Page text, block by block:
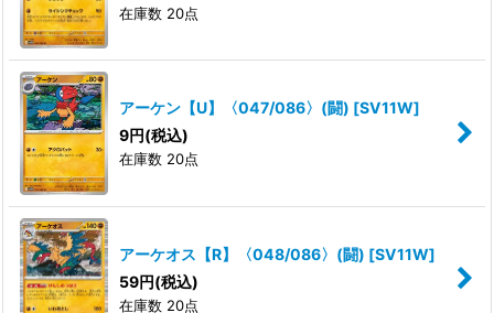
在庫数 20点
アーケン【U】〈047/086〉(闘) [SV11W]
9円(税込)
在庫数 20点
アーケオス【R】〈048/086〉(闘) [SV11W]
59円(税込)
在庫数 20点